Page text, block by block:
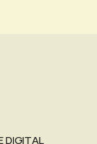
DIGITAL